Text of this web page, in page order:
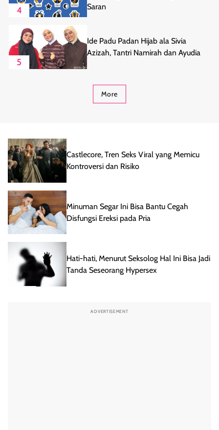
4
Saran
5
Ide Padu Padan Hijab ala Sivia
Azizah, Tantri Namirah dan Ayudia
More
Castlecore, Tren Seks Viral yang Memicu
Kontroversi dan Risiko
Minuman Segar Ini Bisa Bantu Cegah
Disfungsi Ereksi pada Pria
Hati-hati, Menurut Seksolog Hal Ini Bisa Jadi
Tanda Seseorang Hypersex
ADVERTISEMENT